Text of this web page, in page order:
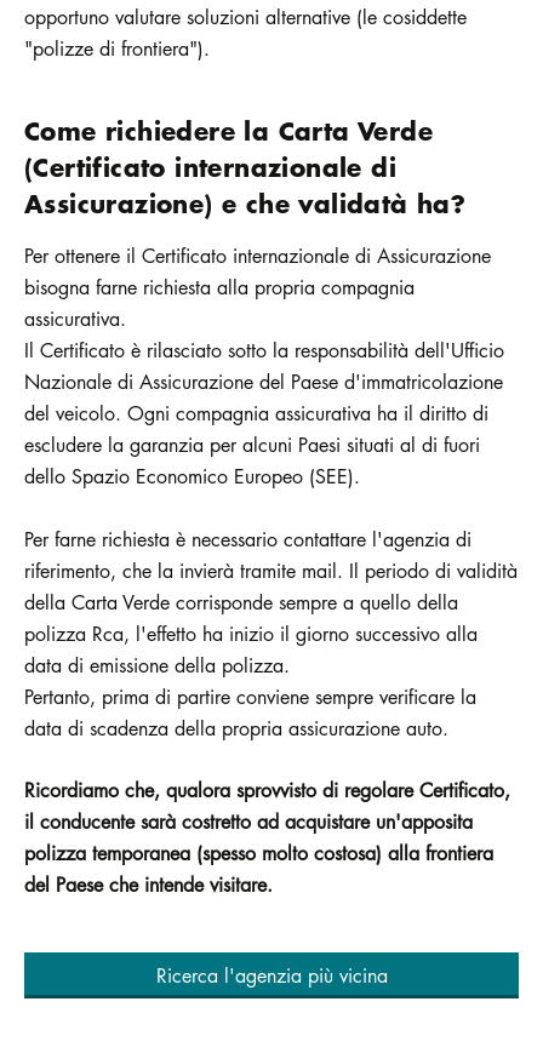
opportuno valutare soluzioni alternative (le cosiddette
"polizze di frontiera").
Come richiedere la Carta Verde
(Certificato internazionale di
Assicurazione) e che validatà ha?
Per ottenere il Certificato internazionale di Assicurazione
bisogna farne richiesta alla propria compagnia
assicurativa.
Il Certificato è rilasciato sotto la responsabilità dell'Ufficio
Nazionale di Assicurazione del Paese d'immatricolazione
del veicolo. Ogni compagnia assicurativa ha il diritto di
escludere la garanzia per alcuni Paesi situati al di fuori
dello Spazio Economico Europeo (SEE).
Per farne richiesta è necessario contattare l'agenzia di
riferimento, che la invierà tramite mail. Il periodo di validità
della Carta Verde corrisponde sempre a quello della
polizza Rca, l'effetto ha inizio il giorno successivo alla
data di emissione della polizza.
Pertanto, prima di partire conviene sempre verificare la
data di scadenza della propria assicurazione auto.
Ricordiamo che, qualora sprovvisto di regolare Certificato,
il conducente sarà costretto ad acquistare un'apposita
polizza temporanea (spesso molto costosa) alla frontiera
del Paese che intende visitare.
Ricerca l'agenzia più vicina